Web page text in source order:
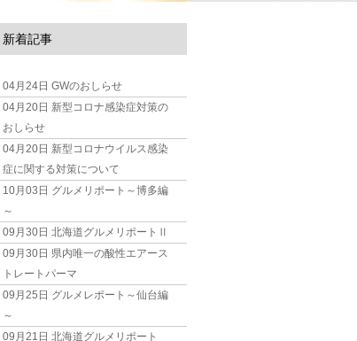
新着記事
04月24日 GWのおしらせ
04月20日 新型コロナ感染症対策の
おしらせ
04月20日 新型コロナウイルス感染
症に関する対策について
10月03日 グルメリポート～博多編
～
09月30日 北海道グルメリポートⅡ
09月30日 県内唯一の酸性エアース
トレートパーマ
09月25日 グルメレポート～仙台編
～
09月21日 北海道グルメリポート